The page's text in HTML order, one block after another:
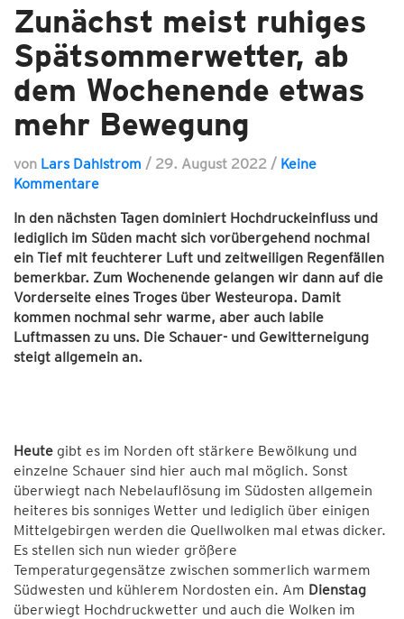
Zunächst meist ruhiges
Spätsommerwetter, ab
dem Wochenende etwas
mehr Bewegung
von Lars Dahlstrom / 29. August 2022 / Keine
Kommentare
In den nächsten Tagen dominiert Hochdruckeinfluss und
lediglich im Süden macht sich vorübergehend nochmal
ein Tief mit feuchterer Luft und zeitweiligen Regenfällen
bemerkbar. Zum Wochenende gelangen wir dann auf die
Vorderseite eines Troges über Westeuropa. Damit
kommen nochmal sehr warme, aber auch labile
Luftmassen zu uns. Die Schauer- und Gewitterneigung
steigt allgemein an.
Heute gibt es im Norden oft stärkere Bewölkung und
einzelne Schauer sind hier auch mal möglich. Sonst
überwiegt nach Nebelauflösung im Südosten allgemein
heiteres bis sonniges Wetter und lediglich über einigen
Mittelgebirgen werden die Quellwolken mal etwas dicker.
Es stellen sich nun wieder größere
Temperaturgegensätze zwischen sommerlich warmem
Südwesten und kühlerem Nordosten ein. Am Dienstag
überwiegt Hochdruckwetter und auch die Wolken im